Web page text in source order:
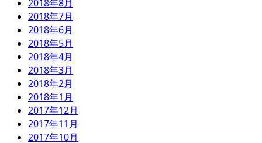
2018年8月
2018年7月
2018年6月
2018年5月
2018年4月
2018年3月
2018年2月
2018年1月
2017年12月
2017年11月
2017年10月